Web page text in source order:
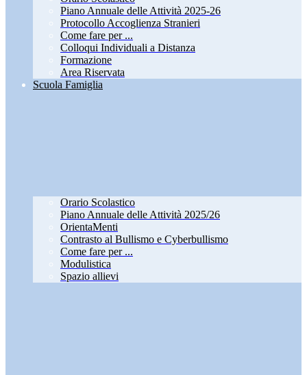
Piano Annuale delle Attività 2025-26
Protocollo Accoglienza Stranieri
Come fare per ...
Colloqui Individuali a Distanza
Formazione
Area Riservata
Scuola Famiglia
Orario Scolastico
Piano Annuale delle Attività 2025/26
OrientaMenti
Contrasto al Bullismo e Cyberbullismo
Come fare per ...
Modulistica
Spazio allievi